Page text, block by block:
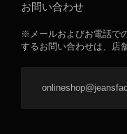
お問い合わせ
※メールおよびお電話で
するお問い合わせは、店